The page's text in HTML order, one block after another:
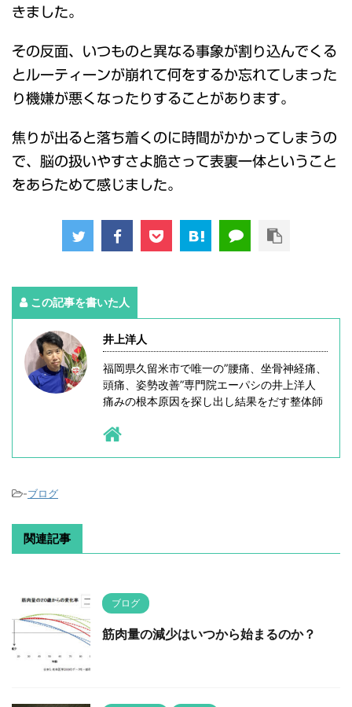
きました。
その反面、いつものと異なる事象が割り込んでくる
とルーティーンが崩れて何をするか忘れてしまった
り機嫌が悪くなったりすることがあります。
焦りが出ると落ち着くのに時間がかかってしまうの
で、脳の扱いやすさよ脆さって表裏一体ということ
をあらためて感じました。
この記事を書いた人
井上洋人
福岡県久留米市で唯一の”腰痛、坐骨神経痛、
頭痛、姿勢改善”専門院エーパシの井上洋人
痛みの根本原因を探し出し結果をだす整体師
-ブログ
関連記事
ブログ
筋肉量の減少はいつから始まるのか？